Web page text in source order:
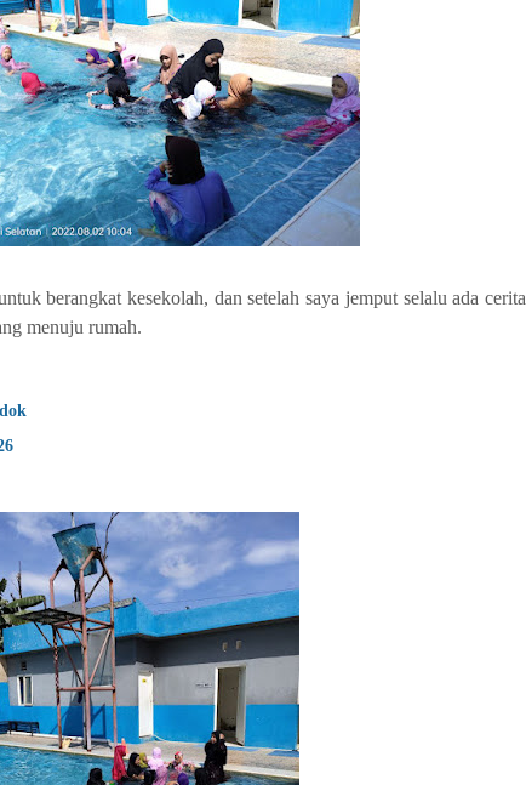
berangkat kesekolah, dan setelah saya jemput selalu ada cerita
menuju rumah.